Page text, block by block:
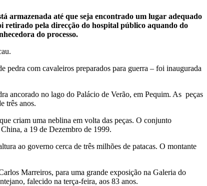
armazenada até que seja encontrado um lugar adequado
retirado pela direcção do hospital público aquando do
do processo.
com cavaleiros preparados para guerra – foi inaugurada
ancorado no lago do Palácio de Verão, em Pequim. As peças
três anos.
criam uma neblina em volta das peças. O conjunto
a 19 de Dezembro de 1999.
ao governo cerca de três milhões de patacas. O montante
Marreiros, para uma grande exposição na Galeria do
falecido na terça-feira, aos 83 anos.